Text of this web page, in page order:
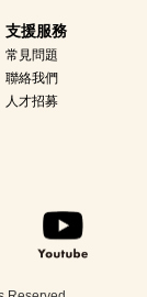
支援服務
常見問題
聯絡我們
人才招募